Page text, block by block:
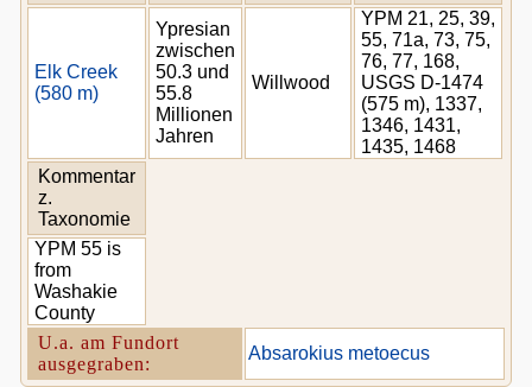
Elk Creek
(580 m)
Ypresian
zwischen
50.3 und
55.8
Millionen
Jahren
Willwood
YPM 21, 25, 39,
55, 71a, 73, 75,
76, 77, 168,
USGS D-1474
(575 m), 1337,
1346, 1431,
1435, 1468
Kommentar
z.
Taxonomie
YPM 55 is
from
Washakie
County
U.a. am Fundort
ausgegraben:
Absarokius metoecus